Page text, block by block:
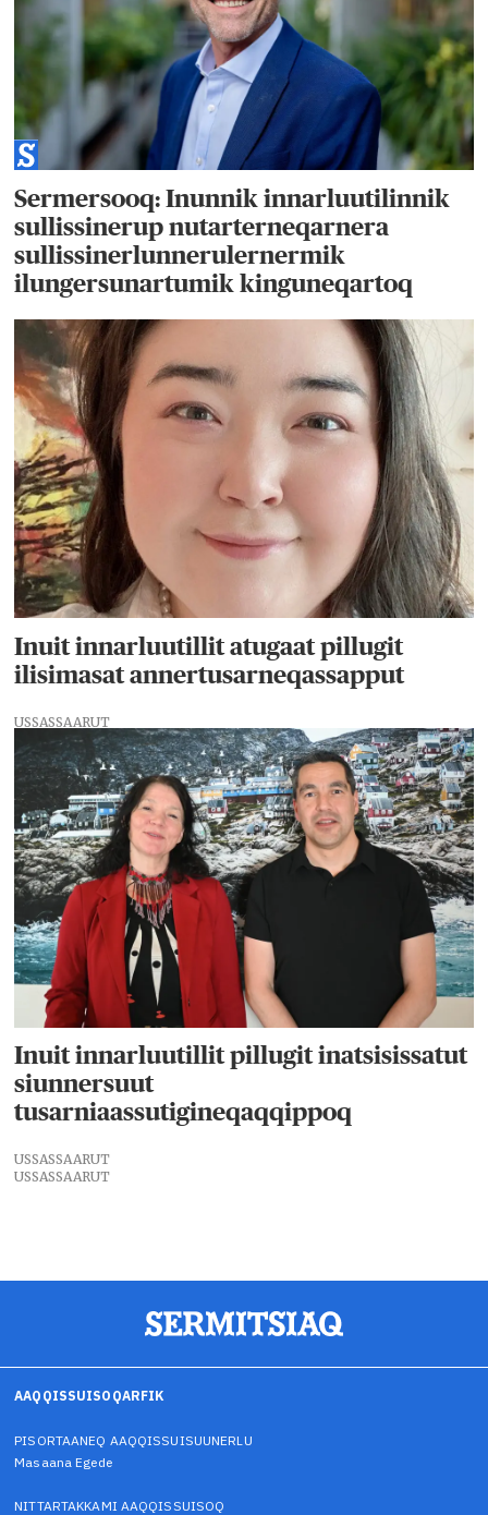
Sermersooq: Inunnik innarluutilinnik
sullissinerup nutarterneqarnera
sullissinerlunnerulernermik
ilungersunartumik kinguneqartoq
Inuit innarluutillit atugaat pillugit
ilisimasat annertusarneqassapput
USSASSAARUT
Inuit innarluutillit pillugit inatsisissatut
siunnersuut
tusarniaassutigineqaqqippoq
USSASSAARUT
USSASSAARUT
AAQQISSUISOQARFIK
PISORTAANEQ AAQQISSUISUUNERLU
Masaana Egede
NITTARTAKKAMI AAQQISSUISOQ